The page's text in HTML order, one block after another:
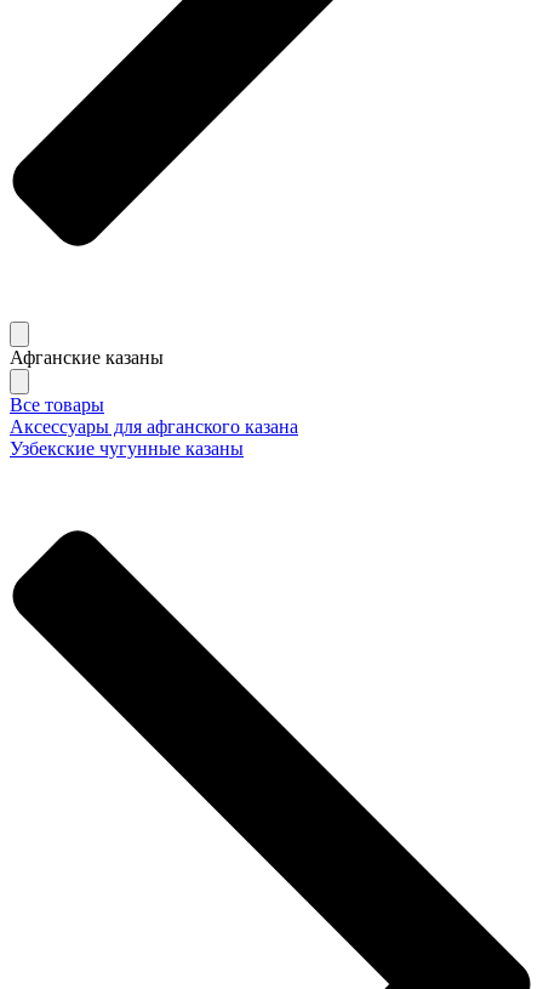
Афганские казаны
Все товары
Аксессуары для афганского казана
Узбекские чугунные казаны